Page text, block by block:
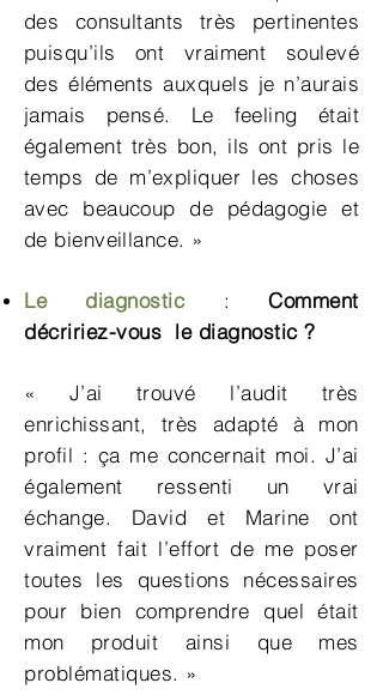
des consultants très pertinentes
puisqu’ils ont vraiment soulevé
des éléments auxquels je n’aurais
jamais pensé. Le feeling était
également très bon, ils ont pris le
temps de m’expliquer les choses
avec beaucoup de pédagogie et
de bienveillance. »
Le diagnostic:Comment
décririez-vous le diagnostic ?
« J’ai trouvé l’audit très
enrichissant, très adapté à mon
profil : ça me concernait moi. J’ai
également ressenti un vrai
échange. David et Marine ont
vraiment fait l’effort de me poser
toutes les questions nécessaires
pour bien comprendre quel était
mon produit ainsi que mes
problématiques. »